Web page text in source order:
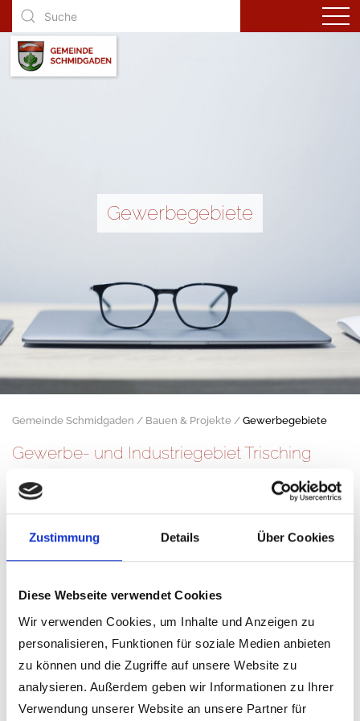
Zustimmung Details Über Cookies
Diese Webseite verwendet Cookies
Wir verwenden Cookies, um Inhalte und Anzeigen zu
personalisieren, Funktionen für soziale Medien anbieten
zu können und die Zugriffe auf unsere Website zu
analysieren. Außerdem geben wir Informationen zu Ihrer
Verwendung unserer Website an unsere Partner für
Gewerbegebiete
Gemeinde Schmidgaden Bauen & Projekte Gewerbegebiete
Gewerbe- und Industriegebiet Trisching
In unmittelbarer Nähe der Autobahnanschlussstelle bei